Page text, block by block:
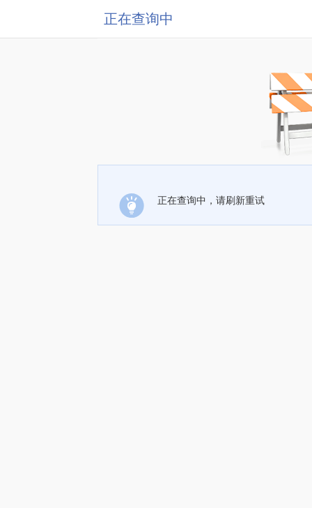
正在查询中
正在查询中，请刷新重试